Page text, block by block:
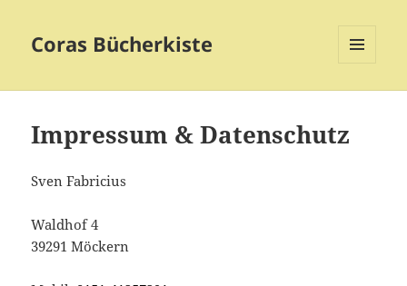
Coras Bücherkiste
Impressum & Datenschutz
Sven Fabricius
Waldhof 4
39291 Möckern